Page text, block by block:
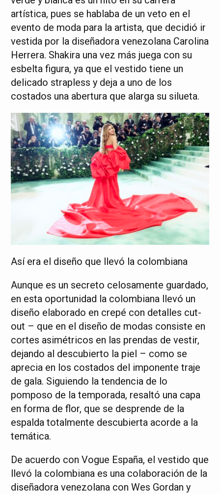
artística, pues se hablaba de un veto en el
evento de moda para la artista, que decidió ir
vestida por la diseñadora venezolana Carolina
Herrera. Shakira una vez más juega con su
esbelta figura, ya que el vestido tiene un
delicado strapless y deja a uno de los
costados una abertura que alarga su silueta.
Así era el diseño que llevó la colombiana
Aunque es un secreto celosamente guardado,
en esta oportunidad la colombiana llevó un
diseño elaborado en crepé con detalles cut-
out – que en el diseño de modas consiste en
cortes asimétricos en las prendas de vestir,
dejando al descubierto la piel – como se
aprecia en los costados del imponente traje
de gala. Siguiendo la tendencia de lo
pomposo de la temporada, resaltó una capa
en forma de flor, que se desprende de la
espalda totalmente descubierta acorde a la
temática.
De acuerdo con Vogue España, el vestido que
llevó la colombiana es una colaboración de la
diseñadora venezolana con Wes Gordan y